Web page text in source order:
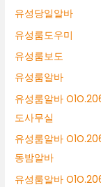
유성당일알바
유성룸도우미
유성룸보도
유성룸알바
유성룸알바
도사무실
유성룸알바
동밤알바
유성룸알바